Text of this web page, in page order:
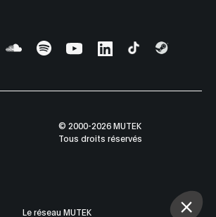
© 2000-2026 MUTEK
Tous droits réservés
Le réseau MUTEK